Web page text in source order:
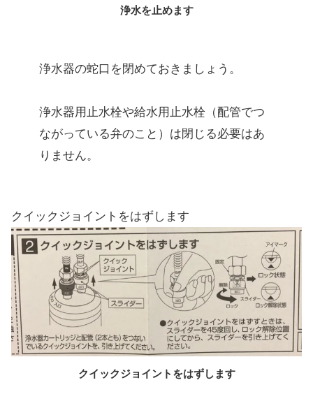
浄水を止めます
浄水器の蛇口を閉めておきましょう。
浄水器用止水栓や給水用止水栓（配管でつ
ながっている弁のこと）は閉じる必要はあ
りません。
クイックジョイントをはずします
クイックジョイントをはずします